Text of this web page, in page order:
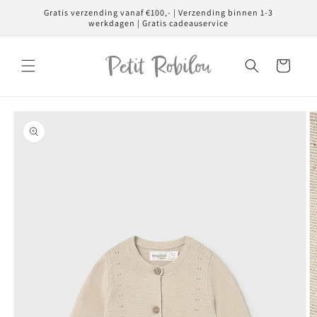
naar deGratis verzending vanaf €100,- | Verzending binnen 1-3
werkdagen | Gratis cadeauservice
Winkelwagen